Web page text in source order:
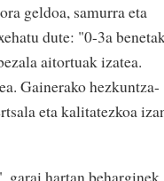
geldoa, samurra eta
dute: "0-3a
aitortuak izatea.
Gainerako hezkuntza-
eta kalitatezkoa
garai hartan beharginek